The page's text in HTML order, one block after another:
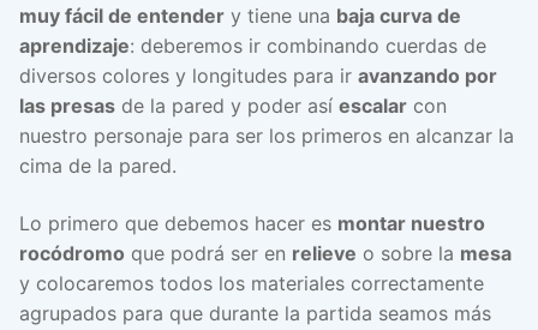
muy fácil de entender y tiene una baja curva de
aprendizaje: deberemos ir combinando cuerdas de
diversos colores y longitudes para ir avanzando por
las presas de la pared y poder así escalar con
nuestro personaje para ser los primeros en alcanzar la
cima de la pared.
Lo primero que debemos hacer es montar nuestro
rocódromo que podrá ser en relieve o sobre la mesa
y colocaremos todos los materiales correctamente
agrupados para que durante la partida seamos más